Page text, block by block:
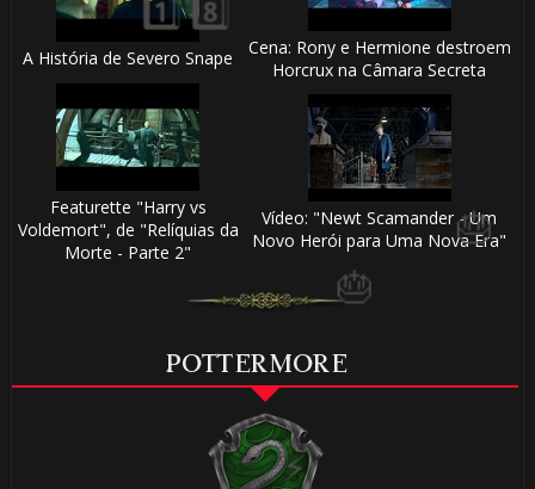
A História de Severo Snape
Cena: Rony e Hermione destroem
Horcrux na Câmara Secreta
Featurette "Harry vs
Voldemort", de "Relíquias da
Morte - Parte 2"
Vídeo: "Newt Scamander - Um
Novo Herói para Uma Nova Era"
POTTERMORE
🎂🎂